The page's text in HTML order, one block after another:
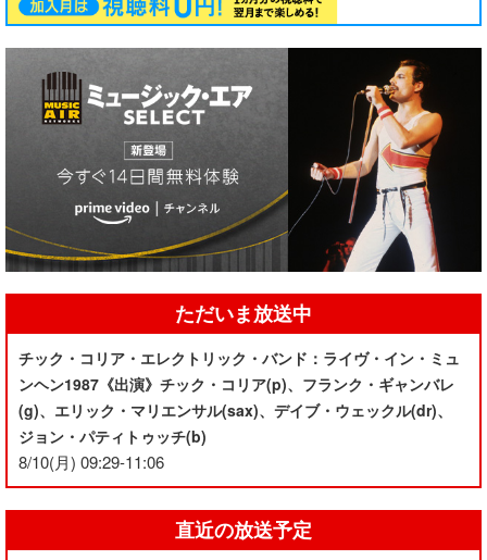
ただいま放送中
チック・コリア・エレクトリック・バンド：ライヴ・イン・ミュ
ンヘン1987《出演》チック・コリア(p)、フランク・ギャンバレ
(g)、エリック・マリエンサル(sax)、デイブ・ウェックル(dr)、
ジョン・パティトゥッチ(b)
8/10(月) 09:29-11:06
直近の放送予定